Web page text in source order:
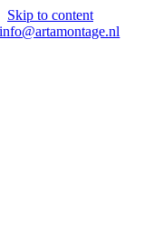
Skip to content
info@artamontage.nl